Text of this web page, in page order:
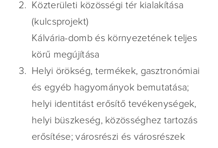
Közterületi közösségi tér kialakítása
(kulcsprojekt)
Kálvária-domb és környezetének teljes
körű megújítása
Helyi örökség, termékek, gasztronómiai
és egyéb hagyományok bemutatása;
helyi identitást erősítő tevékenységek,
helyi büszkeség, közösséghez tartozás
erősítése; városrészi és városrészek